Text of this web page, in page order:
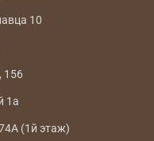
10
156
1а
(1й этаж)